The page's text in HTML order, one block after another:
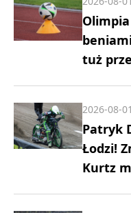
tuż
Patryk
Łodzi!
Kurtz
2026-08-